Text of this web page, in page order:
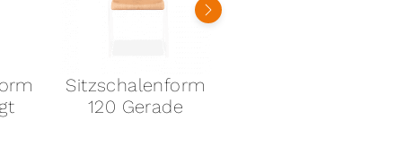
Sitzschalenform
120 Gerade